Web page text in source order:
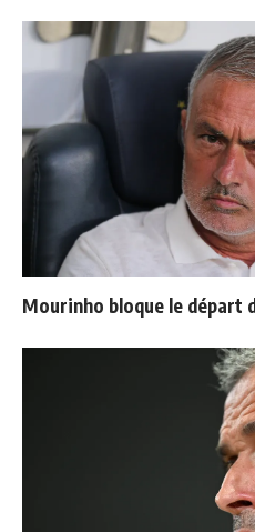
Mourinho bloque le départ